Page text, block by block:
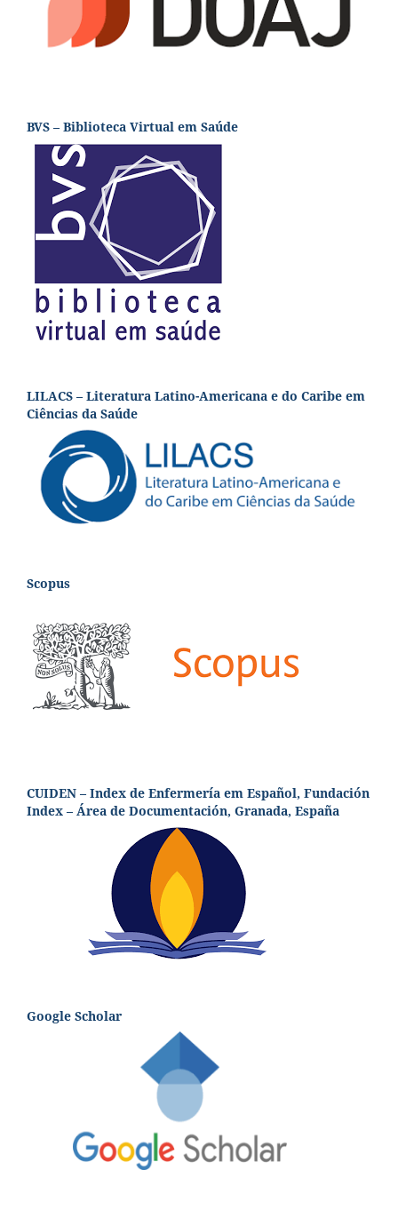
BVS – Biblioteca Virtual em Saúde
LILACS – Literatura Latino-Americana e do Caribe em
Ciências da Saúde
Scopus
CUIDEN – Index de Enfermería em Español, Fundación
Index – Área de Documentación, Granada, España
Google Scholar